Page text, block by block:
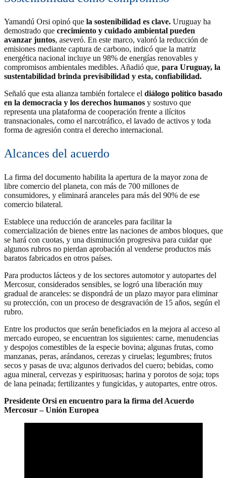
Yamandú Orsi opinó que la sostenibilidad es clave. Uruguay ha
demostrado que crecimiento y cuidado ambiental pueden
avanzar juntos, aseveró. En este marco, valoró la reducción de
emisiones mediante captura de carbono, indicó que la matriz
energética nacional incluye un 98% de energías renovables y
compromisos ambientales medibles. Añadió que, para Uruguay, la
sustentabilidad brinda previsibilidad y esta, confiabilidad.
Señaló que esta alianza también fortalece el diálogo político basado
en la democracia y los derechos humanos y sostuvo que
representa una plataforma de cooperación frente a ilícitos
transnacionales, como el narcotráfico, el lavado de activos y toda
forma de agresión contra el derecho internacional.
Alcances del acuerdo
La firma del documento habilita la apertura de la mayor zona de
libre comercio del planeta, con más de 700 millones de
consumidores, y eliminará aranceles para más del 90% de ese
comercio bilateral.
Establece una reducción de aranceles para facilitar la
comercialización de bienes entre las naciones de ambos bloques, que
se hará con cuotas, y una disminución progresiva para cuidar que
algunos rubros no pierdan aprobación al venderse productos más
baratos fabricados en otros países.
Para productos lácteos y de los sectores automotor y autopartes del
Mercosur, considerados sensibles, se logró una liberación muy
gradual de aranceles: se dispondrá de un plazo mayor para eliminar
su protección, con un proceso de desgravación de 15 años, según el
rubro.
Entre los productos que serán beneficiados en la mejora al acceso al
mercado europeo, se encuentran los siguientes: carne, menudencias
y despojos comestibles de la especie bovina; algunas frutas, como
manzanas, peras, arándanos, cerezas y ciruelas; legumbres; frutos
secos y pasas de uva; algunos derivados del cuero; bebidas, como
agua mineral, cervezas y espirituosas; harina y porotos de soja; tops
de lana peinada; fertilizantes y fungicidas, y autopartes, entre otros.
Presidente Orsi en encuentro para la firma del Acuerdo
Mercosur – Unión Europea